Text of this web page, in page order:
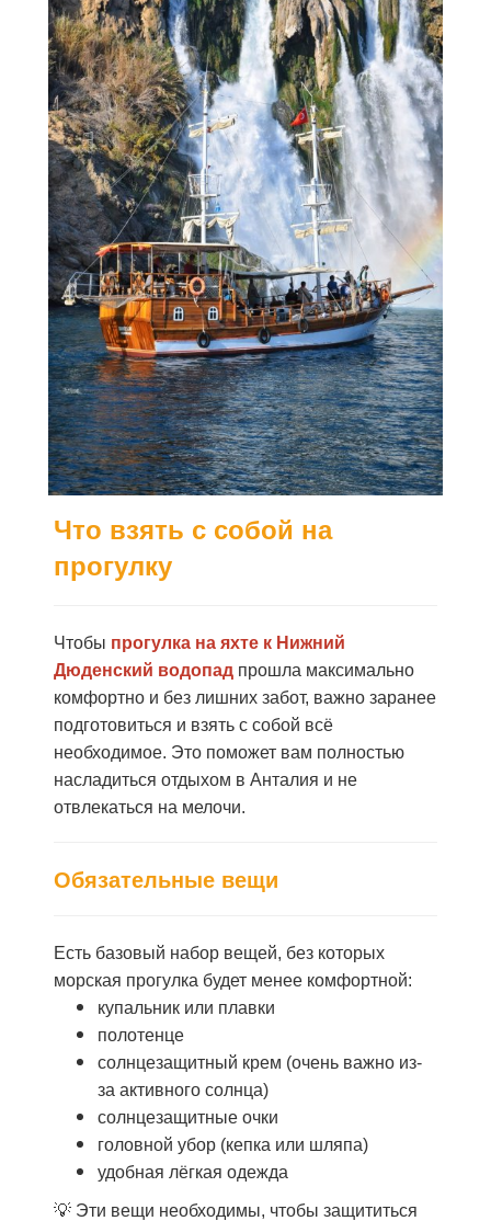
Что взять с собой на
прогулку
Чтобы прогулка на яхте к Нижний
Дюденский водопад прошла максимально
комфортно и без лишних забот, важно заранее
подготовиться и взять с собой всё
необходимое. Это поможет вам полностью
насладиться отдыхом в Анталия и не
отвлекаться на мелочи.
Обязательные вещи
Есть базовый набор вещей, без которых
морская прогулка будет менее комфортной:
купальник или плавки
полотенце
солнцезащитный крем (очень важно из-
за активного солнца)
солнцезащитные очки
головной убор (кепка или шляпа)
удобная лёгкая одежда
💡 Эти вещи необходимы, чтобы защититься